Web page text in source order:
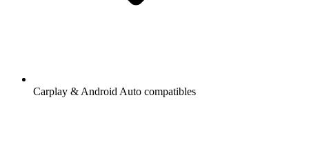
Carplay & Android Auto compatibles